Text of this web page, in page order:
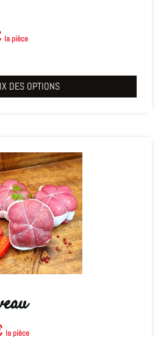
la pièce
DES OPTIONS
la pièce